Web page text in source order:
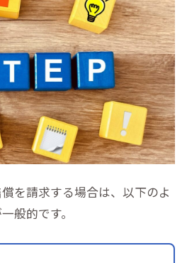
を請求する場合は、以下のよ
般的です。